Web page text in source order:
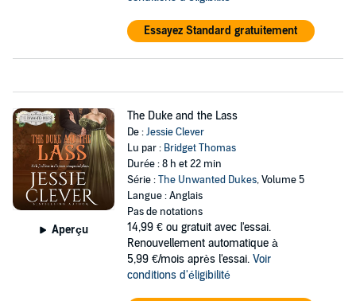
Essayez Standard gratuitement
Aperçu
The Duke and the Lass
De :Jessie Clever
Lu par : Bridget Thomas
Durée : 8 h et 22 min
Série :The Unwanted Dukes, Volume 5
Langue : Anglais
Pas de notations
14,99 € ou gratuit avec l'essai.
Renouvellement automatique à
5,99 €/mois après l'essai. Voir
conditions d'éligibilité